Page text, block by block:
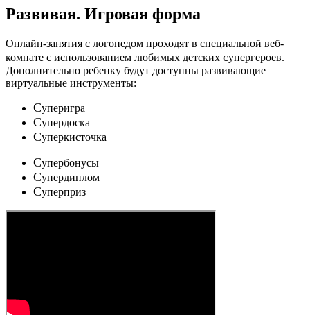
Развивая. Игровая форма
Онлайн-занятия с логопедом проходят в специальной веб-
комнате с использованием любимых детских cупергероев.
Дополнительно ребенку будут доступны развивающие
виртуальные инструменты:
Cуперигра
Cупердоска
Cуперкисточка
Cупербонусы
Cупердиплом
Cуперприз